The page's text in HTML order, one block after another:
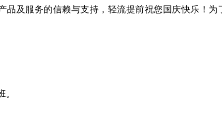
品及服务的信赖与支持，轻流提前祝您国庆快乐！为